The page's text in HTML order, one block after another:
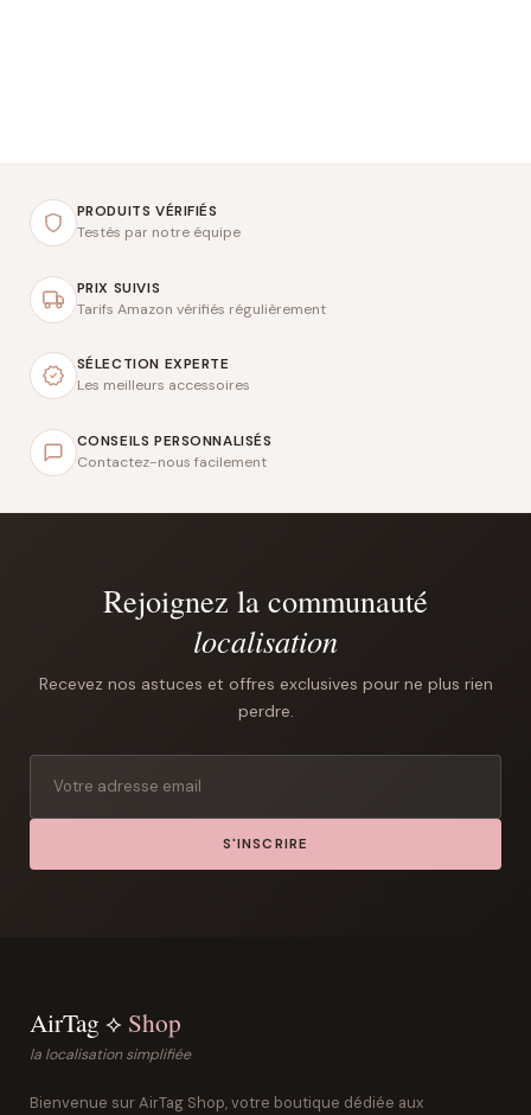
PRODUITS VÉRIFIÉS
Testés par notre équipe
PRIX SUIVIS
Tarifs Amazon vérifiés régulièrement
SÉLECTION EXPERTE
Les meilleurs accessoires
CONSEILS PERSONNALISÉS
Contactez-nous facilement
Rejoignez la communauté
localisation
Recevez nos astuces et offres exclusives pour ne plus rien
perdre.
S'INSCRIRE
AirTag ⟡ Shop
la localisation simplifiée
Bienvenue sur AirTag Shop, votre boutique dédiée aux